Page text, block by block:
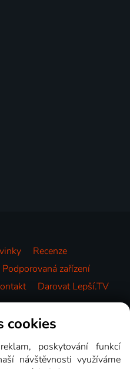
Recenze
Podporovaná zařízení
Darovat Lepší.TV
cookies
poskytování funkcí
návštěvnosti využíváme